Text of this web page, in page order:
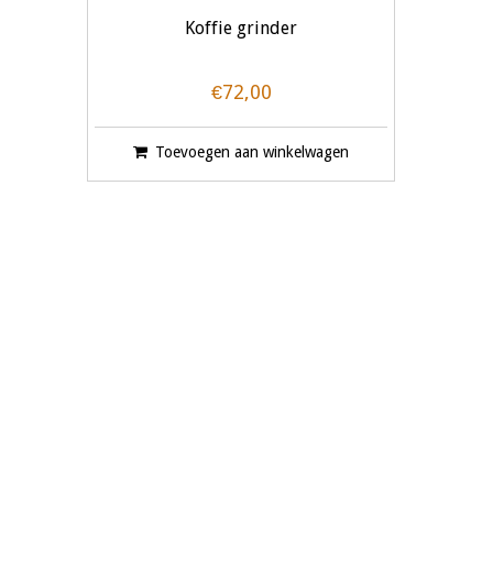
Koffie grinder
€72,00
Toevoegen aan winkelwagen